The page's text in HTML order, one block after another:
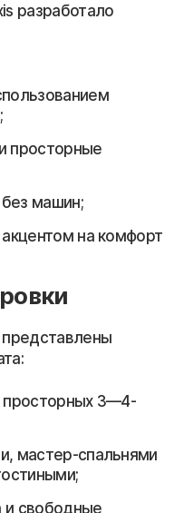
разработало
просторные
машин;
на комфорт
просторных 3—4-
мастер-спальнями
и свободные